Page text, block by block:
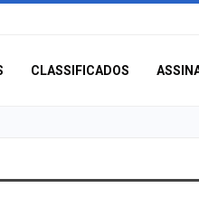
CLASSIFICADOS
Idoso sofre